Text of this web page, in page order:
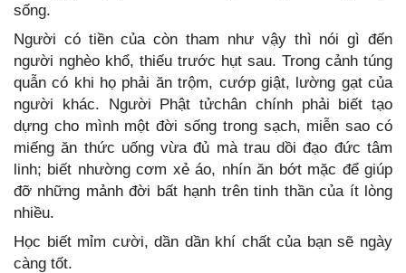
sống.
Người có tiền của còn tham như vậy thì nói gì đến
người nghèo khổ, thiếu trước hụt sau. Trong cảnh túng
quẫn có khi họ phải ăn trộm, cướp giật, lường gạt của
người khác. Người Phật tửchân chính phải biết tạo
dựng cho mình một đời sống trong sạch, miễn sao có
miếng ăn thức uống vừa đủ mà trau dồi đạo đức tâm
linh; biết nhường cơm xẻ áo, nhín ăn bớt mặc để giúp
đỡ những mảnh đời bất hạnh trên tinh thần của ít lòng
nhiều.
Học biết mỉm cười, dần dần khí chất của bạn sẽ ngày
càng tốt.